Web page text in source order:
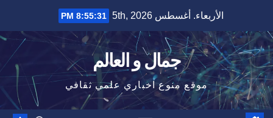
content
الأربعاء. أغسطس 5th, 2026 8:55:33 PM
جمال و العالم
موقع منوع اخباري علمي ثقافي